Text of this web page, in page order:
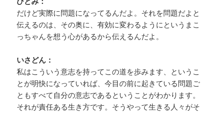
だけど実際に問題になってるんだよ。それを問題だよと
伝えるのは、その奥に、有効に変わるようにというまこ
っちゃんを想う心があるから伝えるんだよ。
いさどん：
私はこういう意志を持ってこの道を歩みます、というこ
とが明快になっていれば、今目の前に起きている問題ご
ともすべて自分の意志であるということがわかります。
それが責任ある生き方です。そうやって生きる人々がそ